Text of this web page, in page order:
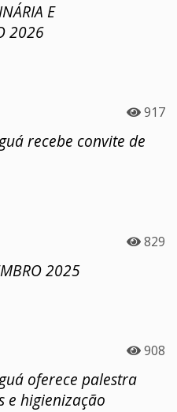
E
2026
917
recebe convite de
829
2025
908
oferece palestra
e higienização